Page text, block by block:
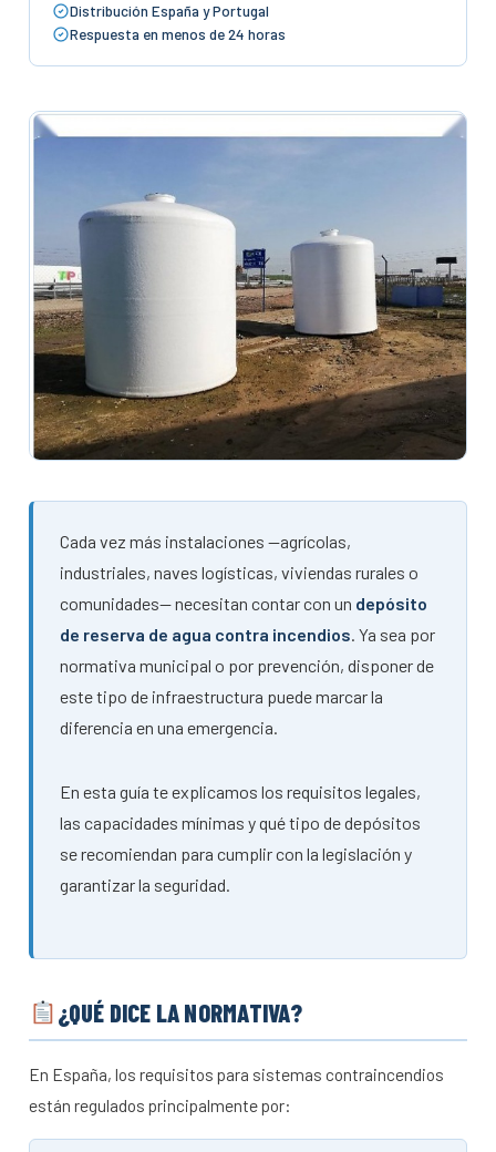
Cada vez más instalaciones —agrícolas,
industriales, naves logísticas, viviendas rurales o
comunidades— necesitan contar con un depósito
de reserva de agua contra incendios. Ya sea por
normativa municipal o por prevención, disponer de
este tipo de infraestructura puede marcar la
diferencia en una emergencia.
En esta guía te explicamos los requisitos legales,
las capacidades mínimas y qué tipo de depósitos
se recomiendan para cumplir con la legislación y
garantizar la seguridad.
¿QUÉ DICE LA NORMATIVA?
En España, los requisitos para sistemas contraincendios
están regulados principalmente por:
Distribución España y Portugal
Respuesta en menos de 24 horas